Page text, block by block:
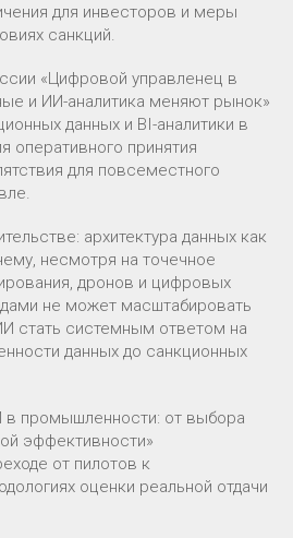
для инвесторов и меры
санкций.
«Цифровой управленец в
и ИИ-аналитика меняют рынок»
данных и BI-аналитики в
оперативного принятия
для повсеместного
архитектура данных как
несмотря на точечное
дронов и цифровых
не может масштабировать
стать системным ответом на
данных до санкционных
в промышленности: от выбора
эффективности»
от пилотов к
оценки реальной отдачи